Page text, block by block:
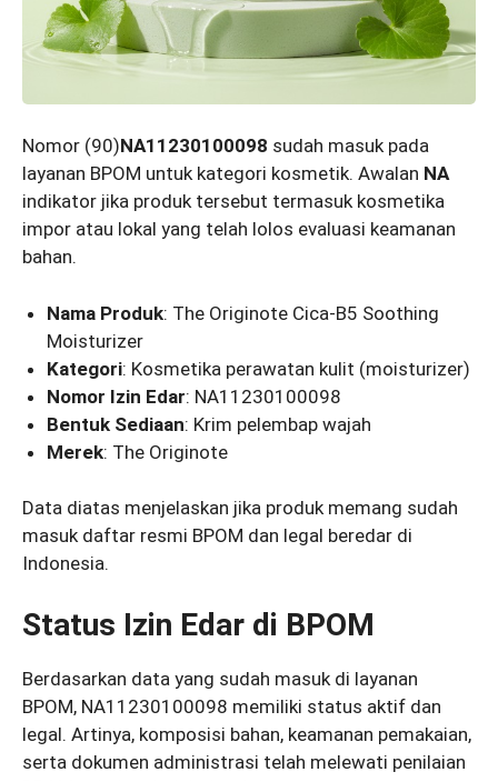
Nomor (90)NA11230100098 sudah masuk pada
layanan BPOM untuk kategori kosmetik. Awalan NA
indikator jika produk tersebut termasuk kosmetika
impor atau lokal yang telah lolos evaluasi keamanan
bahan.
Nama Produk: The Originote Cica-B5 Soothing
Moisturizer
Kategori: Kosmetika perawatan kulit (moisturizer)
Nomor Izin Edar: NA11230100098
Bentuk Sediaan: Krim pelembap wajah
Merek: The Originote
Data diatas menjelaskan jika produk memang sudah
masuk daftar resmi BPOM dan legal beredar di
Indonesia.
Status Izin Edar di BPOM
Berdasarkan data yang sudah masuk di layanan
BPOM, NA11230100098 memiliki status aktif dan
legal. Artinya, komposisi bahan, keamanan pemakaian,
serta dokumen administrasi telah melewati penilaian